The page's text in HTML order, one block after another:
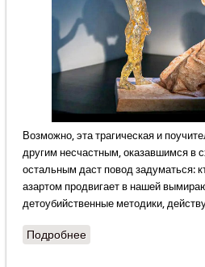
Возможно, эта трагическая и
другим несчастным, оказавшимся в
остальным даст повод задуматься:
азартом продвигает в нашей
детоубийственные методики,
Подробнеео Незамеченная